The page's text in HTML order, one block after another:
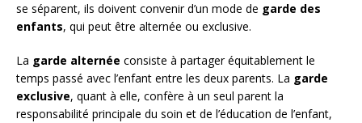
se séparent, ils doivent convenir d’un mode de garde des
enfants, qui peut être alternée ou exclusive.
La garde alternée consiste à partager équitablement le
temps passé avec l’enfant entre les deux parents. La garde
exclusive, quant à elle, confère à un seul parent la
responsabilité principale du soin et de l’éducation de l’enfant,